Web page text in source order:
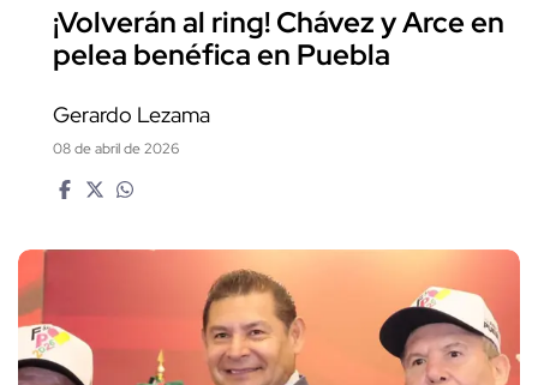
¡Volverán al ring! Chávez y Arce en
pelea benéfica en Puebla
Gerardo Lezama
08 de abril de 2026